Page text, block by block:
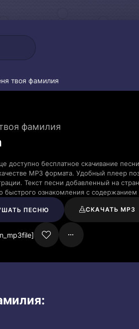
твоя фамилия
фамилия
доступно бесплатное скачивание
MP3 формата. Удобный плеер
Текст песни добавленный на
быстрого ознакомления с
ПЕСНЮ СКАЧАТЬ MP3